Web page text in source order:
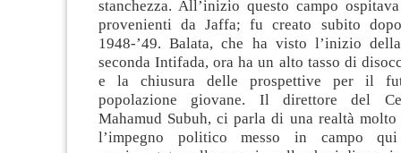
stanchezza. All’inizio questo campo
provenienti da Jaffa; fu creato subito
1948-’49. Balata, che ha visto l’inizio
seconda Intifada, ora ha un alto tasso di
e la chiusura delle prospettive per il
popolazione giovane. Il direttore del
Mahamud Subuh, ci parla di una realtà
l’impegno politico messo in campo